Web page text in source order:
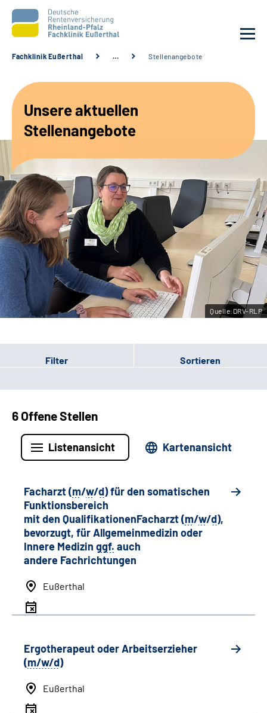
Unsere Angebote
Karriere
Beratungsstellen &
Zuweisende
Suche
Leichte Sprache
Gebärdensprache
Fachklinik Eußerthal … Stellenangebote
Unsere aktuellen
Stellenangebote
Quelle:DRV-RLP
Filter Sortieren
6 Offene Stellen
Listenansicht Kartenansicht
Facharzt (m/w/d) für den somatischen
Funktionsbereich
mit den QualifikationenFacharzt (m/w/d),
bevorzugt, für Allgemeinmedizin oder
Innere Medizin ggf. auch
andere Fachrichtungen
Eußerthal
Ergotherapeut oder Arbeitserzieher
(m/w/d)
Eußerthal